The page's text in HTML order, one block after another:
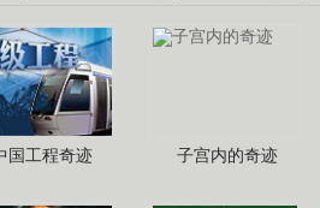
国工程奇迹 子宫内的奇迹